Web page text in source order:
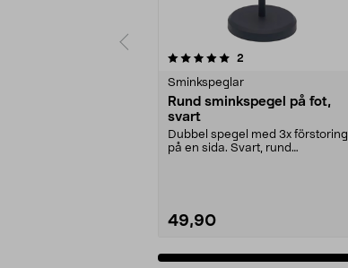
2
Sminkspeglar
Rund sminkspegel på fot,
svart
Dubbel spegel med 3x förstoring
på en sida. Svart, rund
49,90
4.5 av 5 stjärnor